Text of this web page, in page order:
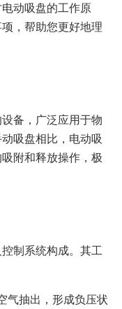
动吸盘的工作原
，帮助您更好地理
备，广泛应用于物
吸盘相比，电动吸
附和释放操作，极
制系统构成。其工
气抽出，形成负压状